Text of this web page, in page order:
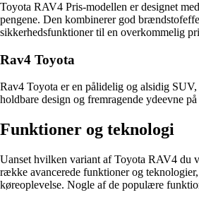
Toyota RAV4 Pris-modellen er designet
pengene. Den kombinerer god
sikkerhedsfunktioner til en overkommelig
Rav4 Toyota
Rav4 Toyota er en pålidelig og alsidig
holdbare design og fremragende ydeevne
Funktioner og teknologi
Uanset hvilken variant af Toyota RAV4 du
række avancerede funktioner og
køreoplevelse. Nogle af de populære